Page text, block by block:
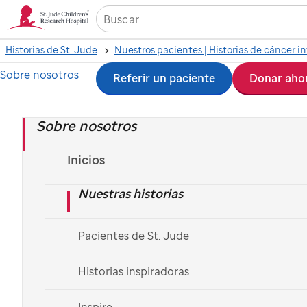
Ir
contenido
principal
Sobre nosotros
Inicios
Nuestras historias
Pacientes de St. Jude
Historias inspiradoras
Sobre nosotros Referir un paciente Donar
Historias de St. Jude Nuestros pacientes | Historias de cáncer